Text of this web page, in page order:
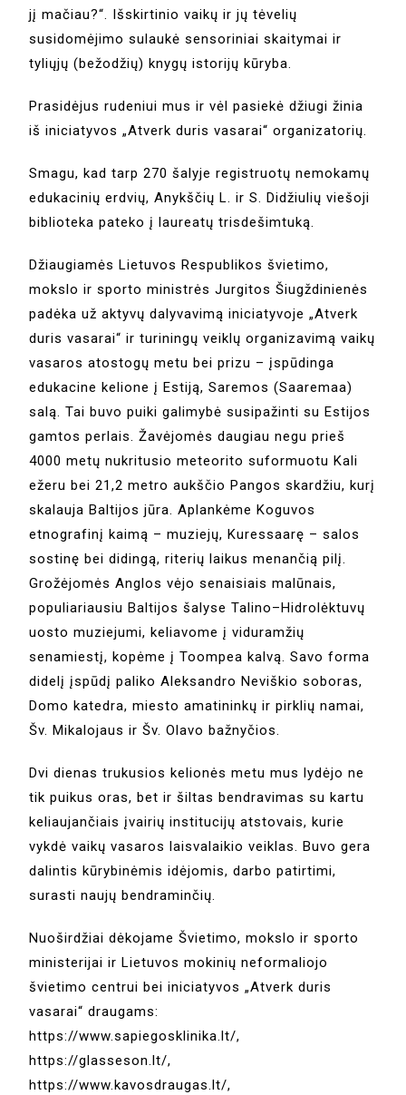
jį mačiau?“. Išskirtinio vaikų ir jų tėvelių
susidomėjimo sulaukė sensoriniai skaitymai ir
tyliųjų (bežodžių) knygų istorijų kūryba.
Prasidėjus rudeniui mus ir vėl pasiekė džiugi žinia
iš iniciatyvos „Atverk duris vasarai“ organizatorių.
Smagu, kad tarp 270 šalyje registruotų nemokamų
edukacinių erdvių, Anykščių L. ir S. Didžiulių viešoji
biblioteka pateko į laureatų trisdešimtuką.
Džiaugiamės Lietuvos Respublikos švietimo,
mokslo ir sporto ministrės Jurgitos Šiugždinienės
padėka už aktyvų dalyvavimą iniciatyvoje „Atverk
duris vasarai“ ir turiningų veiklų organizavimą vaikų
vasaros atostogų metu bei prizu – įspūdinga
edukacine kelione į Estiją, Saremos (Saaremaa)
salą. Tai buvo puiki galimybė susipažinti su Estijos
gamtos perlais. Žavėjomės daugiau negu prieš
4000 metų nukritusio meteorito suformuotu Kali
ežeru bei 21,2 metro aukščio Pangos skardžiu, kurį
skalauja Baltijos jūra. Aplankėme Koguvos
etnografinį kaimą – muziejų, Kuressaarę – salos
sostinę bei didingą, riterių laikus menančią pilį.
Grožėjomės Anglos vėjo senaisiais malūnais,
populiariausiu Baltijos šalyse Talino–Hidrolėktuvų
uosto muziejumi, keliavome į viduramžių
senamiestį, kopėme į Toompea kalvą. Savo forma
didelį įspūdį paliko Aleksandro Neviškio soboras,
Domo katedra, miesto amatininkų ir pirklių namai,
Šv. Mikalojaus ir Šv. Olavo bažnyčios.
Dvi dienas trukusios kelionės metu mus lydėjo ne
tik puikus oras, bet ir šiltas bendravimas su kartu
keliaujančiais įvairių institucijų atstovais, kurie
vykdė vaikų vasaros laisvalaikio veiklas. Buvo gera
dalintis kūrybinėmis idėjomis, darbo patirtimi,
surasti naujų bendraminčių.
Nuoširdžiai dėkojame Švietimo, mokslo ir sporto
ministerijai ir Lietuvos mokinių neformaliojo
švietimo centrui bei iniciatyvos „Atverk duris
vasarai“ draugams:
https://www.sapiegosklinika.lt/,
https://glasseson.lt/,
https://www.kavosdraugas.lt/,